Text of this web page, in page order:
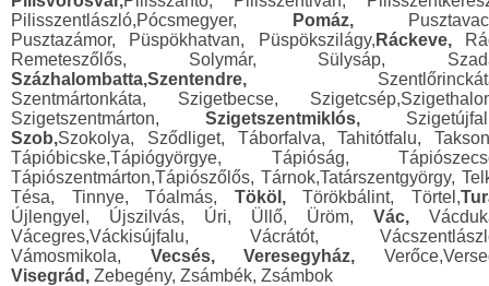
Pilisszentlászló,Pócsmegyer,
Pomáz,
Pusztazámor, Püspökhatvan, Püspökszilágy, Ráckeve,
Remeteszőlős, Solymár, Sülysáp,
Százhalombatta,Szentendre,
Szentmártonkáta, Szigetbecse,
Szigetszentmárton, Szigetszentmiklós,
Szob,Szokolya, Sződliget, Táborfalva, Tahitótfalu,
Tápióbicske,Tápiógyörgye, Tápióság,
Tápiószentmárton,Tápiószőlős, Tárnok,Tatárszentgyörgy,
Tésa, Tinnye, Tóalmás, Tököl,Törökbálint, Törtel,
Újlengyel, Újszilvás, Úri, Üllő, Üröm, Vác,
Vácegres,Váckisújfalu, Vácrátót,
Vámosmikola, Vecsés, Veresegyház,
Visegrád, Zebegény, Zsámbék, Zsámbok